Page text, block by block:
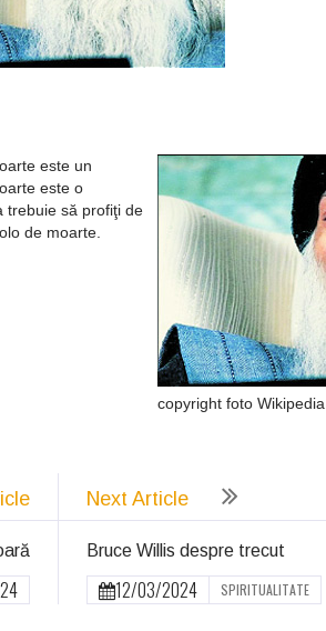
copyright foto Wikipedia
este un
este o
trebuie să profiţi de
de moarte.
Next Article
Bruce Willis despre trecut
12/03/2024 SPIRITUALITATE